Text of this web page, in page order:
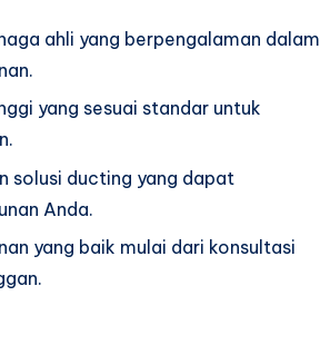
ahli yang berpengalaman dalam
yang sesuai standar untuk
solusi ducting yang dapat
Anda.
yang baik mulai dari konsultasi